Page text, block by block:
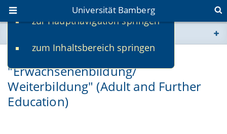
zur Hauptnavigation springen
zum Inhaltsbereich springen
Universität Bamberg
www.uni-bamberg.de
univis.uni-bamberg.de
Masterstudiengang
"Erwachsenenbildung/
Weiterbildung" (Adult and Further
Education)